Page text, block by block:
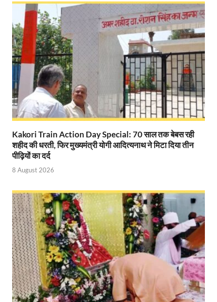
Modern Composite Sleepers: एआई की मदद से ट्रैक
Char Dham Yatra Action Plan: चारधाम यात्रा-
Katra Banihal Special Train: कटरा – बनिहाल के
Aerial Survey: सीएम योगी के निर्देश पर उप मुख्यमंत्री व
Ancient Manuscripts: वैश्विक मंच तक पहुंचेगा भारतीय
Big Blueprint for Bastar: बस्तर के लिए बड़ा ब्लूप्रिंट:
Bhartendu Natya Akadami: मुख्यमंत्री ने देखी ‘आनंद
Jewar International Airport: यूपी में विकास अब घोषणा
UP Anganwadi: मुख्यमंत्री योगी आदित्यनाथ को
Mandir Cluster Model: पुरा महादेव मंदिर का ‘मंदिर
MMMUT Girls Hostel: एमएमएमयूटी में साइबर फोरेंसिक
Indian Railway Action: भारतीय रेलवे की बड़ी करवाई,
NCBC Chairman: साध्वी निरंजन ज्योति बनी राष्ट्रीय
Kakori Train Action Day Special: 70 साल तक बेबस रही
शहीद की धरती, फिर मुख्यमंत्री योगी आदित्यनाथ ने मिटा दिया तीन
पीढ़ियों का दर्द
8 August 2026